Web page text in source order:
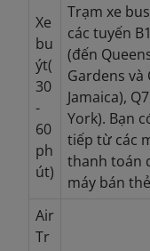
Xe
bu
ýt(
30
-
60
ph
út)
Trạm xe
các tuyến
(đến
Gardens và
Jamaica),
York). Bạn
tiếp từ các
thanh toán
máy bán
Air
Tr